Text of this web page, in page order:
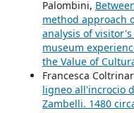
Palombini,
method approach
analysis of
museum
the Value of
Francesca
ligneo all'incrocio
Zambelli. 1480